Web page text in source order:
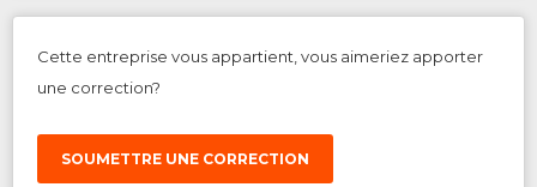
Cette entreprise vous appartient, vous aimeriez apporter
une correction?
SOUMETTRE UNE CORRECTION